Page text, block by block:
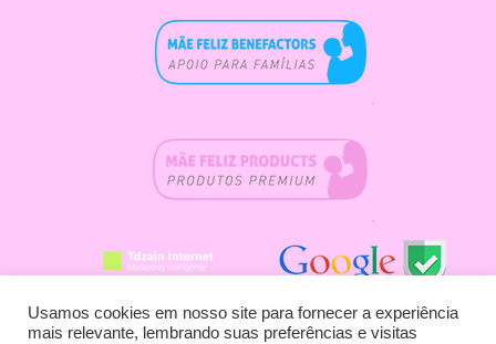
.
.
Usamos cookies em nosso site para fornecer a experiência
mais relevante, lembrando suas preferências e visitas